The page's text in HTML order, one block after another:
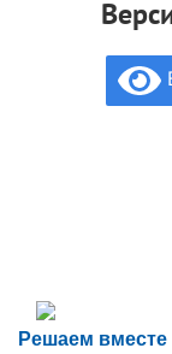
Решаем вместе